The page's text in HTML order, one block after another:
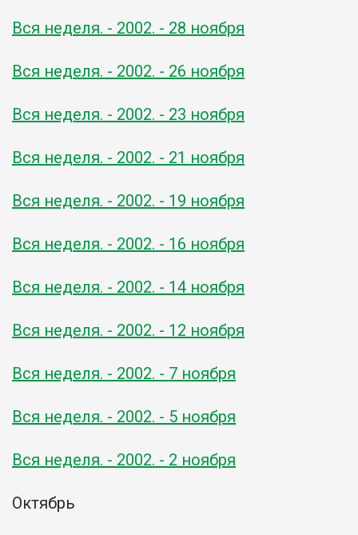
Вся неделя. - 2002. - 28 ноября
Вся неделя. - 2002. - 26 ноября
Вся неделя. - 2002. - 23 ноября
Вся неделя. - 2002. - 21 ноября
Вся неделя. - 2002. - 19 ноября
Вся неделя. - 2002. - 16 ноября
Вся неделя. - 2002. - 14 ноября
Вся неделя. - 2002. - 12 ноября
Вся неделя. - 2002. - 7 ноября
Вся неделя. - 2002. - 5 ноября
Вся неделя. - 2002. - 2 ноября
Октябрь